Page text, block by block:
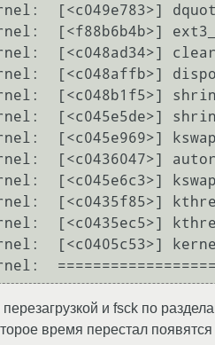
[<c049e783>]
[<f88b6b4b>]
[<c048ad34>]
[<c048affb>]
[<c048b1f5>]
[<c045e5de>]
[<c045e969>]
[<c0436047>]
[<c045e6c3>]
[<c0435f85>]
[<c0435ec5>]
[<c0405c53>]
и fsck по
время перестал появятся